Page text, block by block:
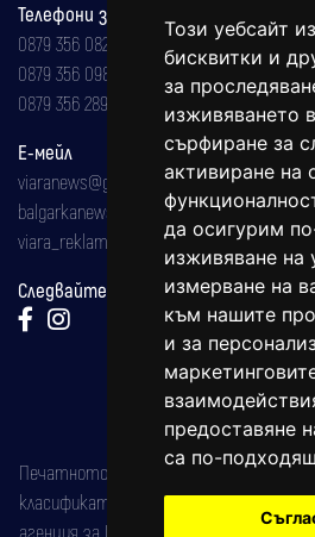
Този уебсайт
бисквитки и
за
изживяването
сърфиране за
активиране на
да осигурим
изживяване на
измерване на
към нашите
и за
предоставяне
са по-
Телефони за реклама и абонаменти
0879 356 082
0879 356 098
0879 356 289
Е-мейл
viaranews@gmail.com
balgarkanews@gmail.com
viara_reklama@mail.bg
Следвайте ни:
Печатното издание на вестника е
класификатор на печатните издания
агенция за ISSN) под номер: ISSN 1312-